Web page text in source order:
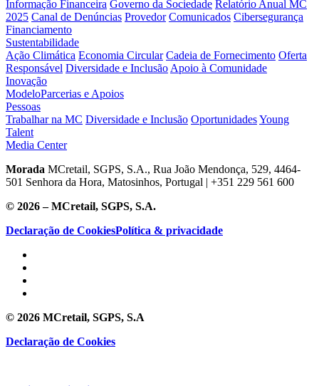
Informação Financeira Governo da Sociedade Relatório Anual MC
2025 Canal de Denúncias Provedor Comunicados Cibersegurança
Financiamento
Sustentabilidade
Ação Climática Economia Circular Cadeia de Fornecimento Oferta
Responsável Diversidade e Inclusão Apoio à Comunidade
Inovação
ModeloParcerias e Apoios
Pessoas
Trabalhar na MC Diversidade e Inclusão OportunidadesYoung
Talent
Media Center
Morada MCretail, SGPS, S.A., Rua João Mendonça, 529, 4464-
501 Senhora da Hora, Matosinhos, Portugal | +351 229 561 600
© 2026 – MCretail, SGPS, S.A.
Declaração de CookiesPolítica & privacidade
© 2026 MCretail, SGPS, S.A
Declaração de Cookies